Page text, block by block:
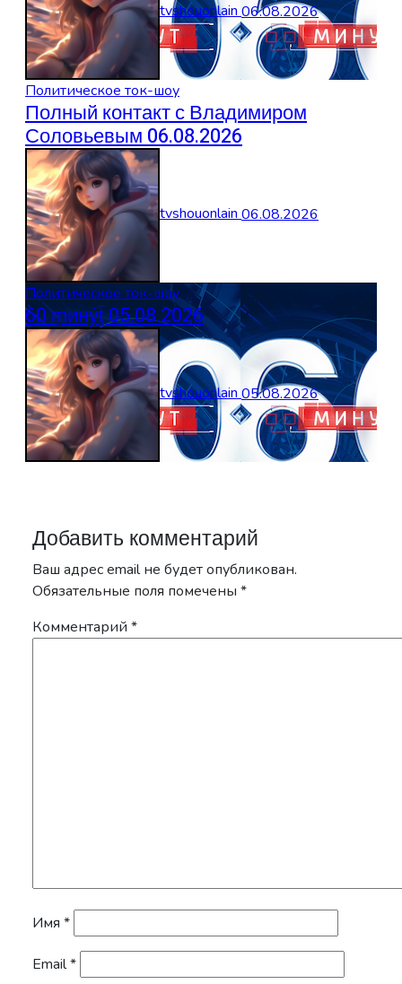
tvshouonlain06.08.2026
Политическое ток-шоу
Полный контакт с Владимиром
Соловьевым 06.08.2026
tvshouonlain06.08.2026
Политическое ток-шоу
60 ṃинẏƫ 05.08.2026
tvshouonlain05.08.2026
Добавить комментарий
Ваш адрес email не будет опубликован.
Обязательные поля помечены *
Комментарий *
Имя *
Email*